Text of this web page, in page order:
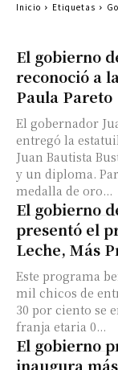
El gobierno
reconoció a
Paula Pareto
El gobernador
entregó la
Juan Bautista
y un diploma.
medalla de oro...
El gobierno
presentó el
Leche, Más
Este programa
mil chicos de
30 por ciento se
franja etaria 0...
El gobierno
inaugura
Inicio Etiquetas